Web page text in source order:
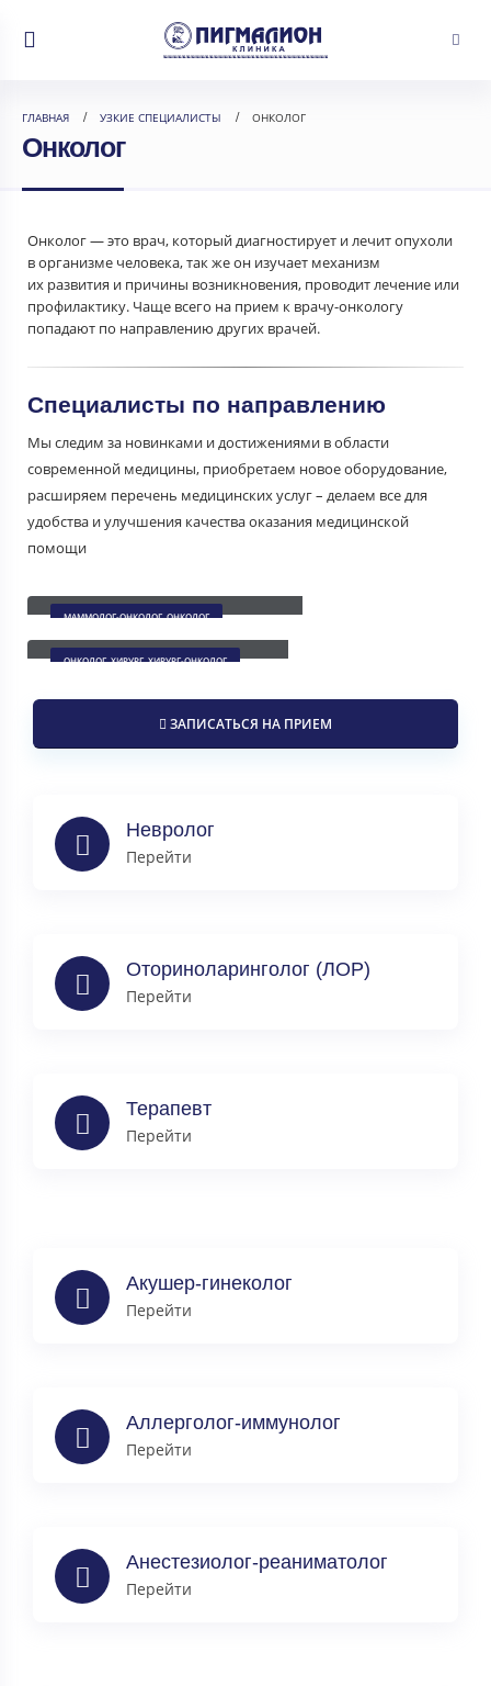
ГЛАВНАЯ УЗКИЕ СПЕЦИАЛИСТЫ ОНКОЛОГ
Онколог
Онколог — это врач, который диагностирует и лечит опухоли
в организме человека, так же он изучает механизм
их развития и причины возникновения, проводит лечение или
профилактику. Чаще всего на прием к врачу-онкологу
попадают по направлению других врачей.
Специалисты по направлению
Мы следим за новинками и достижениями в области
современной медицины, приобретаем новое оборудование,
расширяем перечень медицинских услуг – делаем все для
удобства и улучшения качества оказания медицинской
помощи
МАММОЛОГ-ОНКОЛОГ, ОНКОЛОГ
ОНКОЛОГ, ХИРУРГ, ХИРУРГ-ОНКОЛОГ
ЗАПИСАТЬСЯ НА ПРИЕМ
Невролог
Перейти
Оториноларинголог (ЛОР)
Перейти
Терапевт
Перейти
Акушер-гинеколог
Перейти
Аллерголог-иммунолог
Перейти
Анестезиолог-реаниматолог
Перейти